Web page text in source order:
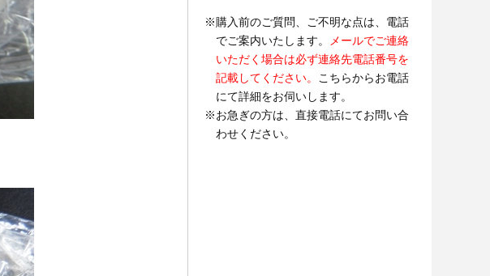
購入前のご質問、ご不明な点は、電話
でご案内いたします。
メールでご連絡
いただく場合は必ず連絡先電話番号を
記載してください。
こちらからお電話
にて詳細をお伺いします。
お急ぎの方は、直接電話にてお問い合
わせください。